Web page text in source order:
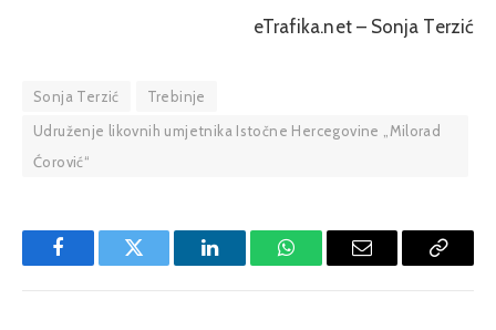
eTrafika.net – Sonja Terzić
Sonja Terzić
Trebinje
Udruženje likovnih umjetnika Istočne Hercegovine „Milorad
Ćorović“
FacebookTwitter LinkedInWhatsAppEmail
Copy